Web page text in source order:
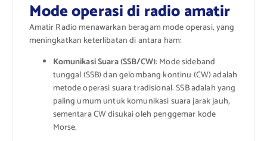
Mode operasi di radio amatir
Amatir Radio menawarkan beragam mode operasi, yang
meningkatkan keterlibatan di antara ham:
Komunikasi Suara (SSB/CW): Mode sideband
tunggal (SSB) dan gelombang kontinu (CW) adalah
metode operasi suara tradisional. SSB adalah yang
paling umum untuk komunikasi suara jarak jauh,
sementara CW disukai oleh penggemar kode
Morse.